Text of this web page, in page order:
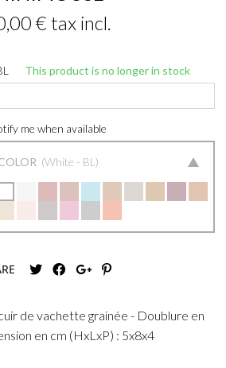
€ tax incl.
This product is no longer in stock
me when available
White - BL
de vachette grainée - Doublure en
en cm (HxLxP) : 5x8x4